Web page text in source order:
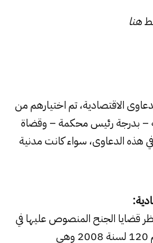
هنا
الاقتصادية، تم اختيارهم من
– بدرجة رئيس محكمة – وقضاة
هذه الدعاوى، سواء كانت مدنية
قضايا الجنح المنصوص عليها في